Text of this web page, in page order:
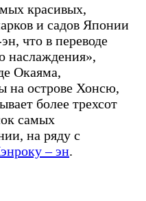
красивых,
и садов Японии
что в переводе
наслаждения»,
Окаяма,
на острове Хонсю,
более трехсот
самых
на ряду с
– эн.